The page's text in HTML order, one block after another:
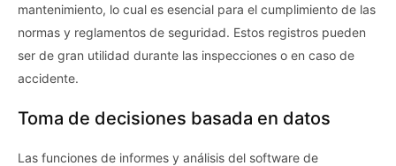
mantenimiento, lo cual es esencial para el cumplimiento de las
normas y reglamentos de seguridad. Estos registros pueden
ser de gran utilidad durante las inspecciones o en caso de
accidente.
Toma de decisiones basada en datos
Las funciones de informes y análisis del software de